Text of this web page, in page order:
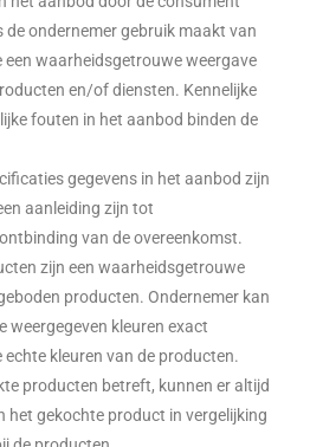
de ondernemer gebruik maakt van
een waarheidsgetrouwe weergave
en/of diensten. Kennelijke
fouten in het aanbod binden de
gegevens in het aanbod zijn
aanleiding zijn tot
van de overeenkomst.
zijn een waarheidsgetrouwe
producten. Ondernemer kan
weergegeven kleuren exact
echte kleuren van de producten.
producten betreft, kunnen er altijd
het gekochte product in vergelijking